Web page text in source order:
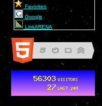
Favoriten
Google
LinkARENA